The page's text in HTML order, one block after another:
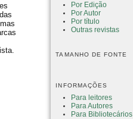
Por Edição
Por Autor
Por título
Outras revistas
TAMANHO DE FONTE
INFORMAÇÕES
Para leitores
Para Autores
Para Bibliotecários